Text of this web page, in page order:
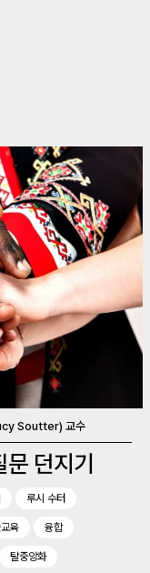
Soutter) 교수
문 던지기
루시 수터
육 융합
탈중앙화